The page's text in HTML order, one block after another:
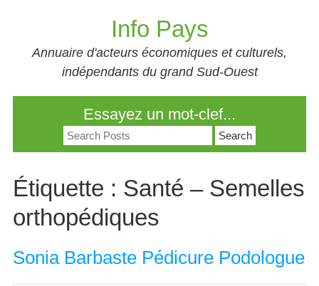
Info Pays
Annuaire d'acteurs économiques et culturels,
indépendants du grand Sud-Ouest
Essayez un mot-clef...
Search
for:
Étiquette : Santé – Semelles
orthopédiques
Sonia Barbaste Pédicure Podologue